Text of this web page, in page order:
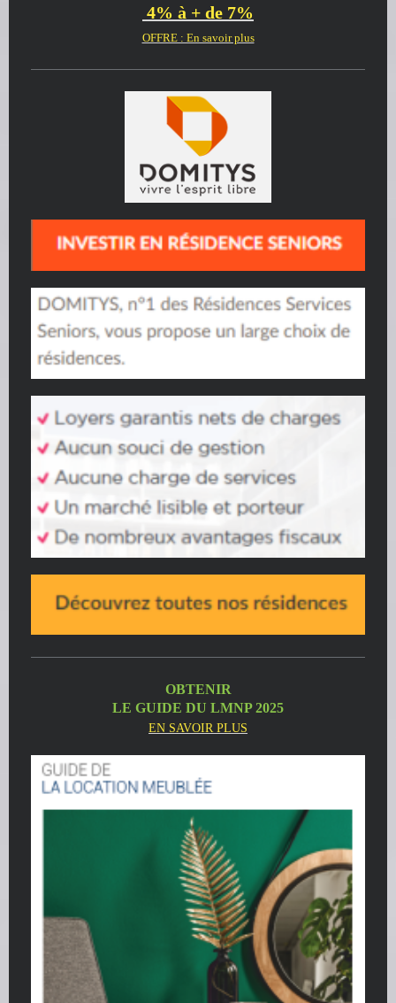
4% à + de 7%
OFFRE : En savoir plus
OBTENIR
LE GUIDE DU LMNP 2025
EN SAVOIR PLUS